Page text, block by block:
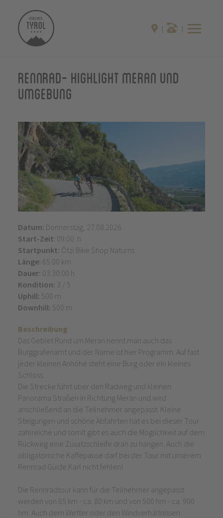
Rennrad- Highlight Meran und
Umgebung
Datum: Donnerstag, 27.08.2026
Start-Zeit: 09:00 h
Startpunkt: Ötzi Bike Shop Naturns
Länge: 65.00 km
Dauer: 03:30:00 h
Kondition: 3 / 5
Uphill: 500 m
Downhill: 500 m
Beschreibung
Das Gebiet Rund um Meran nennt man auch das
Burggrafenamt und der Name ist hier Programm. Auf fast
jeder kleinen Anhöhe steht eine Burg oder ein kleines
Schloss.
Die Strecke führt über den Radweg und kleinen
Panorama Straßen in Richtung Meran und wird
anschließend an die Teilnehmer angepasst. Kleine
Steigungen und schöne Abfahrten hat es bei dieser Tour
zahlreiche und somit gibt es auch die Möglichkeit auf dem
Rückweg eine Zusatzschleife dran zu hängen. Auch die
obligatorische Kaffepause darf bei der Tour mit unserem
Rennrad Guide Karl nicht fehlen!
Die Rennradtour kann für die Teilnehmer angepasst
werden von 65 km - ca. 80 km und von 500 hm - ca. 900
hm. Auch dem Wetter oder den Windverhältnissen